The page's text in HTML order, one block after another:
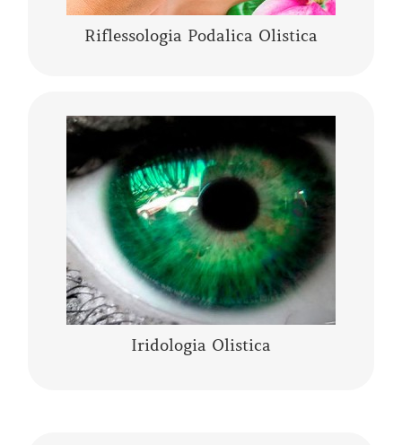
Riflessologia Podalica Olistica
Iridologia Olistica
L’Iridologia Olistica è “l’arte” che osserva i
segni, le anomalie, i fenomeni, i colori e le
architetture dell’occhio, per comprendere lo
stato fisico…..
CONTINUA A LEGGERE